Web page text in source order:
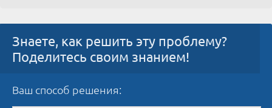
Знаете, как решить эту проблему?
Поделитесь своим знанием!
Ваш способ решения: